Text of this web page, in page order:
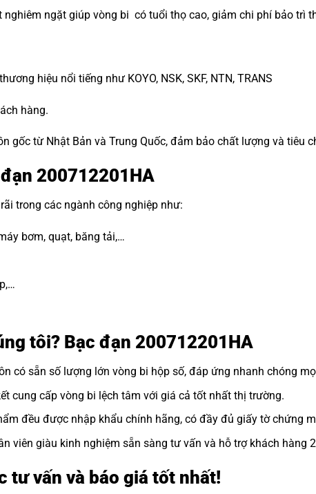
nghiêm ngặt giúp vòng bi có tuổi thọ cao, giảm chi phí bảo trì
hiệu nổi tiếng như KOYO, NSK, SKF, NTN, TRANS
hàng.
gốc từ Nhật Bản và Trung Quốc, đảm bảo chất lượng và tiêu
200712201HA
trong các ngành công nghiệp như:
bơm, quạt, băng tải,…
tôi? Bạc đạn 200712201HA
có sẵn số lượng lớn vòng bi hộp số, đáp ứng nhanh chóng
cung cấp vòng bi lệch tâm với giá cả tốt nhất thị trường.
đều được nhập khẩu chính hãng, có đầy đủ giấy tờ chứng
viên giàu kinh nghiệm sẵn sàng tư vấn và hỗ trợ khách hàng
tư vấn và báo giá tốt nhất!